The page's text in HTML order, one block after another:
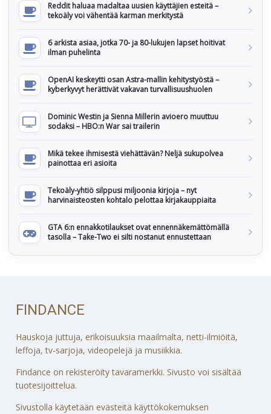
Reddit haluaa madaltaa uusien käyttäjien esteitä –
tekoäly voi vähentää karman merkitystä
6 arkista asiaa, jotka 70- ja 80-lukujen lapset hoitivat
ilman puhelinta
OpenAI keskeytti osan Astra-mallin kehitystyöstä –
kyberkyvyt herättivät vakavan turvallisuushuolen
Dominic Westin ja Sienna Millerin avioero muuttuu
sodaksi – HBO:n War sai trailerin
Mikä tekee ihmisestä viehättävän? Neljä sukupolvea
painottaa eri asioita
Tekoäly-yhtiö silppusi miljoonia kirjoja – nyt
harvinaisteosten kohtalo pelottaa kirjakauppiaita
GTA 6:n ennakkotilaukset ovat ennennäkemättömällä
tasolla – Take-Two ei silti nostanut ennustettaan
FINDANCE
Hauskoja juttuja, erikoisuuksia maailmalta, netti-ilmiöitä,
leffoja, tv-sarjoja, videopelejä ja musiikkia.
Findance on rekisteröity tavaramerkki. Sivusto voi sisältää
tuotesijoittelua.
Sivustolla käytetään evästeitä käyttökokemuksen